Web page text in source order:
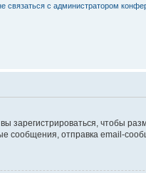
связаться с администратором
зарегистрироваться, чтобы
отправка email-